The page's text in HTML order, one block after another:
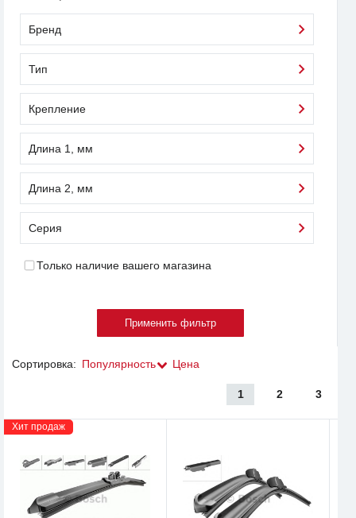
Бренд
Тип
Крепление
Длина 1, мм
Длина 2, мм
Серия
Только наличие вашего магазина
Сортировка: Популярность Цена
1 2 3
Хит продаж